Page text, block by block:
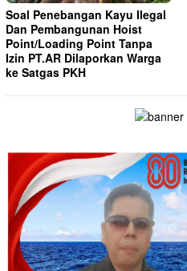
Soal Penebangan Kayu Ilegal
Dan Pembangunan Hoist
Point/Loading Point Tanpa
Izin PT.AR Dilaporkan Warga
ke Satgas PKH